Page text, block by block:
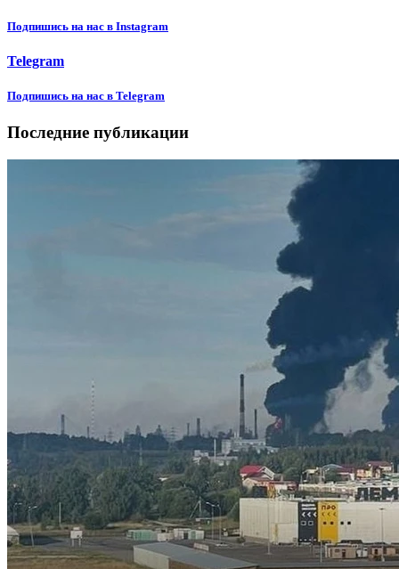
Подпишиcь на нас в Instagram
Telegram
Подпишиcь на нас в Telegram
Последние публикации